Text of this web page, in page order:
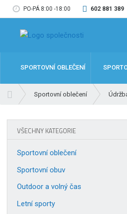
PO-PÁ 8:00 -18:00 602 881 389
SPORTOVNÍ OBLEČENÍ
Sportovní oblečení
VŠECHNY KATEGORIE
Sportovní oblečení
Sportovní obuv
Outdoor a volný čas
Letní sporty